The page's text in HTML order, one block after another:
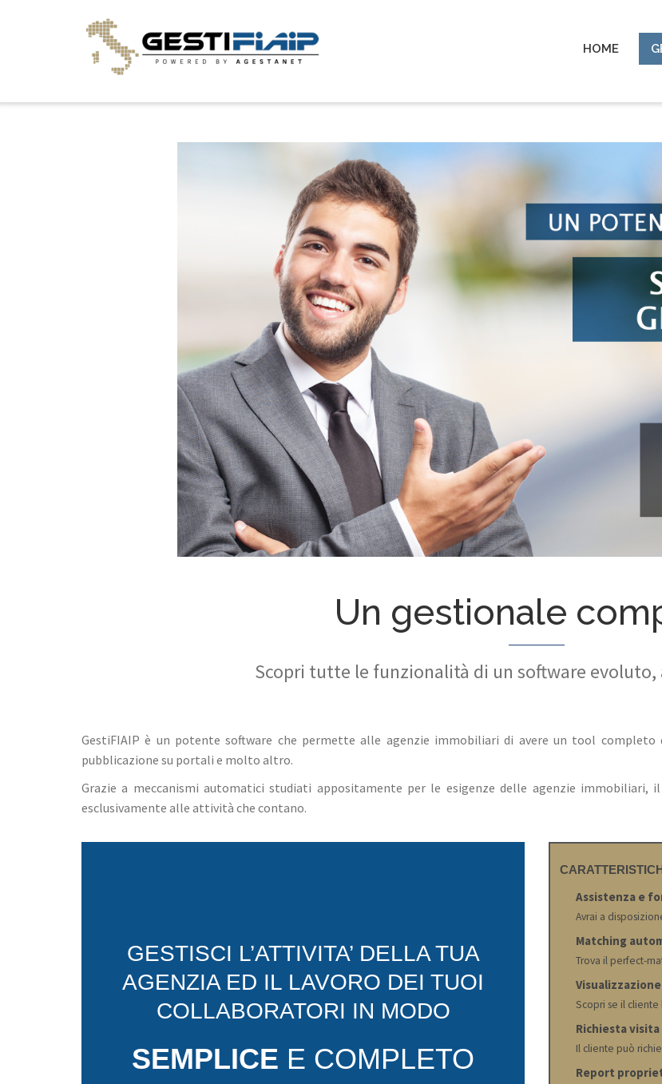
HOME
Un gestionale
Scopri tutte le funzionalità di un software evoluto,
GestiFIAIP è un potente software che permette alle agenzie immobiliari di avere un tool
pubblicazione su portali e molto altro.
Grazie a meccanismi automatici studiati appositamente per le esigenze delle agenzie
esclusivamente alle attività che contano.
GESTISCI L’ATTIVITA’ DELLA TUA
AGENZIA ED IL LAVORO DEI TUOI
COLLABORATORI IN MODO
SEMPLICE E COMPLETO
Assistenza e
Avrai a
Matching
Trova il perfect-
Scopri se il cliente
Richiesta visita
Il cliente può
Report